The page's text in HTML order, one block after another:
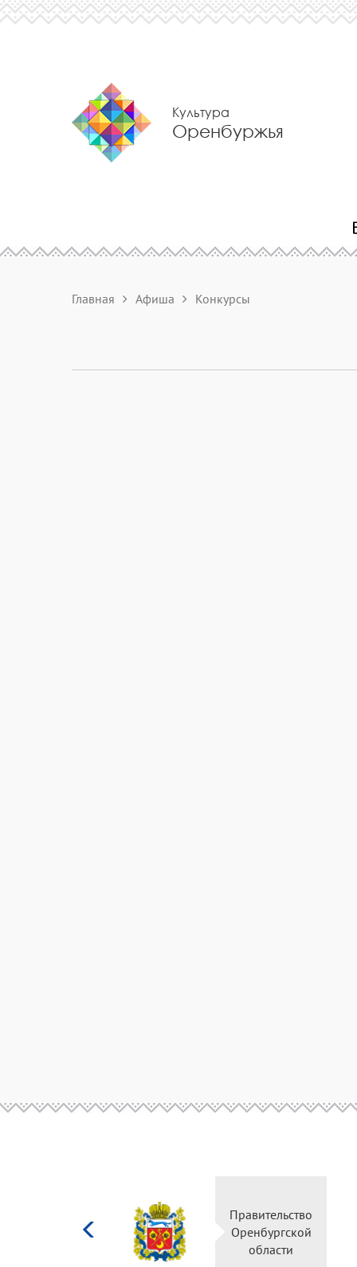
Культура
Оренбуржья
Главная Афиша Конкурсы
Министерство
культуры
Российской
федерации